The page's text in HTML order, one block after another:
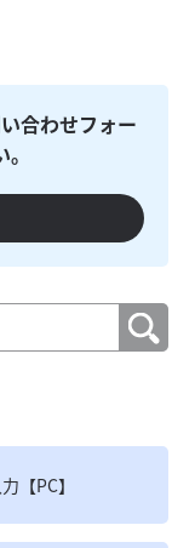
合わせフォー
【PC】